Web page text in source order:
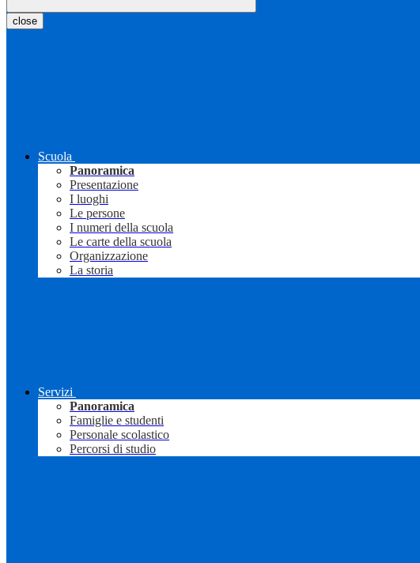
close
Scuola
Panoramica
Presentazione
I luoghi
Le persone
I numeri della scuola
Le carte della scuola
Organizzazione
La storia
Servizi
Panoramica
Famiglie e studenti
Personale scolastico
Percorsi di studio